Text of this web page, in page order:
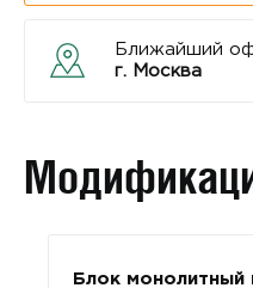
Ближайший
г. Москва
Блок